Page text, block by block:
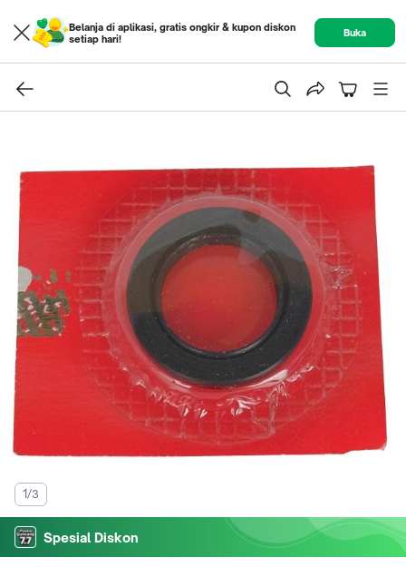
Belanja di aplikasi, gratis ongkir & kupon diskon
setiap hari!
Buka
1/3
Spesial Diskon